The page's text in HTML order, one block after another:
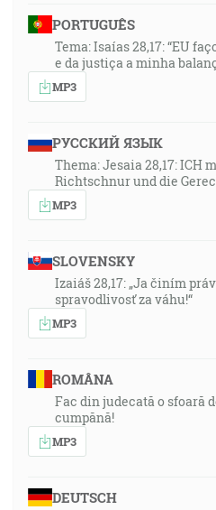
Ježiša Krista … [Fp 1:6]
32:33
Tedy neodhoďte svojej
odplatu. [Žd 10:35]
33:11
… ale kto zotrvá až do
24:13]
Milujem Hospodina, lebo
moje pokorné prosby. [Ž
PORTUGUÊS
Tema: Isaías 28,17: “EU
e da justiça a minha
MP3
РУССКИЙ ЯЗЫК
Thema: Jesaia 28,17: ICH
Richtschnur und die
MP3
SLOVENSKY
Izaiáš 28,17: „Ja činím
spravodlivosť za váhu!“
MP3
ROMÂNA
Fac din judecată o sfoară
cumpănă!
MP3
DEUTSCH